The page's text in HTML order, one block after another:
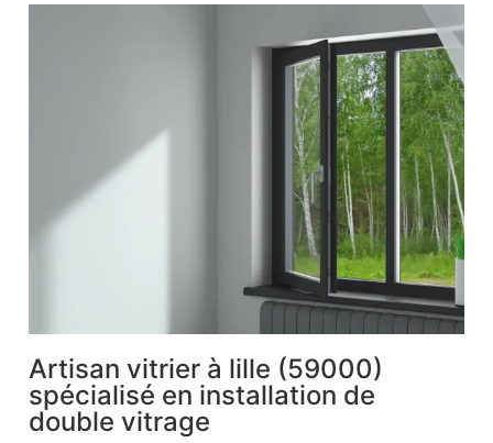
Artisan vitrier à lille (59000)
spécialisé en installation de
double vitrage